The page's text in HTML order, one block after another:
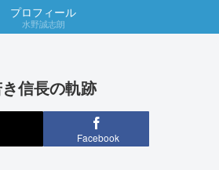
プロフィール
水野誠志朗
信長の軌跡
Facebook